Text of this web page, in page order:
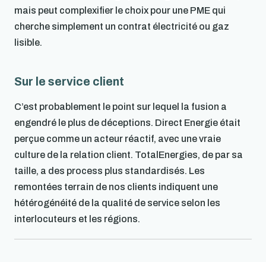
mais peut complexifier le choix pour une PME qui
cherche simplement un contrat électricité ou gaz
lisible.
Sur le service client
C’est probablement le point sur lequel la fusion a
engendré le plus de déceptions. Direct Energie était
perçue comme un acteur réactif, avec une vraie
culture de la relation client. TotalEnergies, de par sa
taille, a des process plus standardisés. Les
remontées terrain de nos clients indiquent une
hétérogénéité de la qualité de service selon les
interlocuteurs et les régions.